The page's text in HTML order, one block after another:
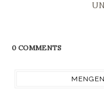
0 COMMENTS